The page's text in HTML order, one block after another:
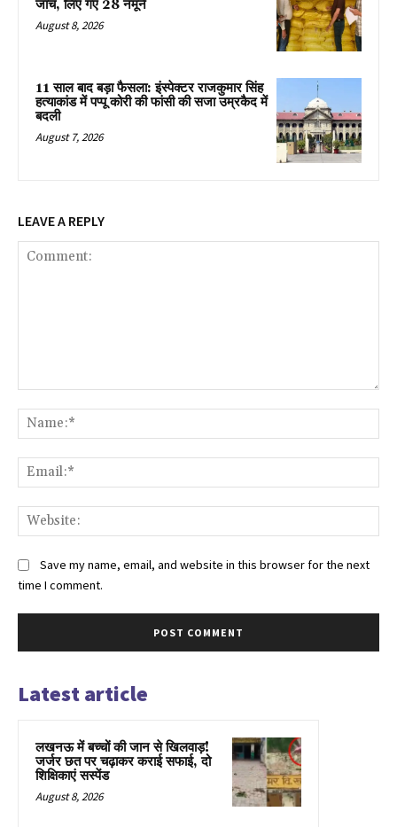
जांच, लिए गए 28 नमूने
August 8, 2026
11 साल बाद बड़ा फैसला: इंस्पेक्टर राजकुमार सिंह
हत्याकांड में पप्पू कोरी की फांसी की सजा उम्रकैद में
बदली
August 7, 2026
LEAVE A REPLY
Save my name, email, and website in this browser for the next
time I comment.
Latest article
लखनऊ में बच्चों की जान से खिलवाड़!
जर्जर छत पर चढ़ाकर कराई सफाई, दो
शिक्षिकाएं सस्पेंड
August 8, 2026